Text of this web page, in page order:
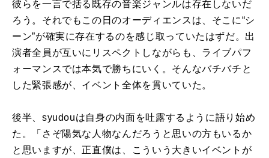
彼らを一言で括る既存の音楽ジャンルは存在しないだ
ろう。それでもこの日のオーディエンスは、そこに“シ
ーン”が確実に存在するのを感じ取っていたはずだ。出
演者全員が互いにリスペクトしながらも、ライブパフ
ォーマンスでは本気で勝ちにいく。そんなバチバチと
した緊張感が、イベント全体を貫いていた。
後半、syudouは自身の内面を吐露するように語り始め
た。「さぞ陽気な人物なんだろうと思いの方もいるか
と思いますが、正直僕は、こういう大きいイベントが